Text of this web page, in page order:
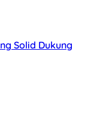
Solid Dukung